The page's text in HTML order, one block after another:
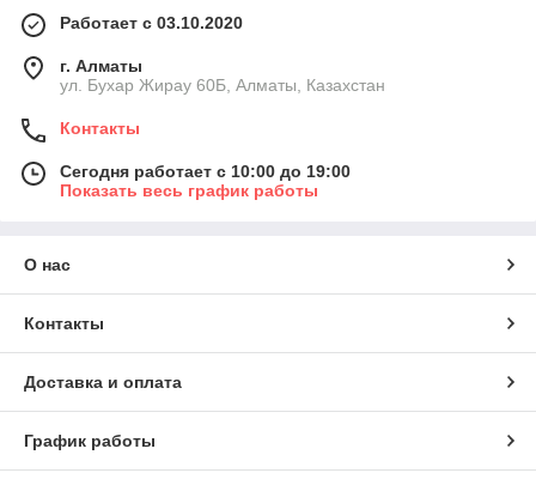
Работает с 03.10.2020
г. Алматы
ул. Бухар Жирау 60Б, Алматы, Казахстан
Контакты
Сегодня работает с 10:00 до 19:00
Показать весь график работы
О нас
Контакты
Доставка и оплата
График работы